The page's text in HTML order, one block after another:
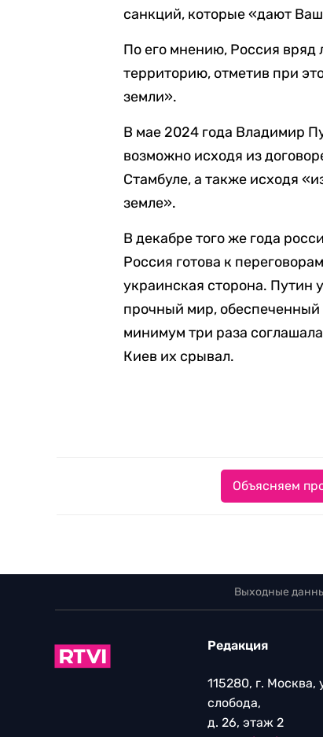
санкций, которые «дают
По его мнению, Россия вряд
территорию, отметив при
земли».
В мае 2024 года Владимир
возможно исходя из
Стамбуле, а также исходя
земле».
В декабре того же года
Россия готова к
украинская сторона. Путин
прочный мир, обеспеченный
минимум три раза
Киев их срывал.
Объясняем
Выходные
Редакция
115280, г. Москва,
слобода,
д. 26, этаж 2